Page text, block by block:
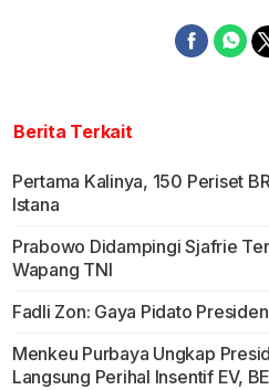
Berita Terkait
Pertama Kalinya, 150 Periset
Istana
Prabowo Didampingi Sjafrie
Wapang TNI
Fadli Zon: Gaya Pidato
Menkeu Purbaya Ungkap
Langsung Perihal Insentif EV,